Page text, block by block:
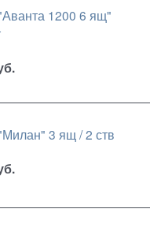
1200 6 ящ"
3 ящ / 2 ств